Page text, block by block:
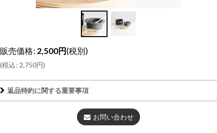
販売価格:2,500円(税別)
(税込: 2,750円)
返品特約に関する重要事項
お問い合わせ